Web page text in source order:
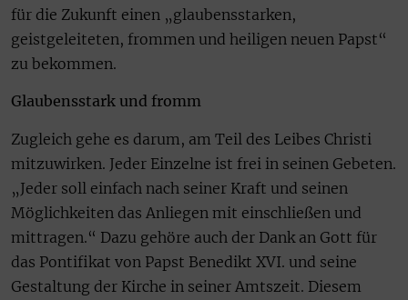
für die Zukunft einen „glaubensstarken,
geistgeleiteten, frommen und heiligen neuen Papst“
zu bekommen.
Glaubensstark und fromm
Zugleich gehe es darum, am Teil des Leibes Christi
mitzuwirken. Jeder Einzelne ist frei in seinen Gebeten.
„Jeder soll einfach nach seiner Kraft und seinen
Möglichkeiten das Anliegen mit einschließen und
mittragen.“ Dazu gehöre auch der Dank an Gott für
das Pontifikat von Papst Benedikt XVI. und seine
Gestaltung der Kirche in seiner Amtszeit. Diesem